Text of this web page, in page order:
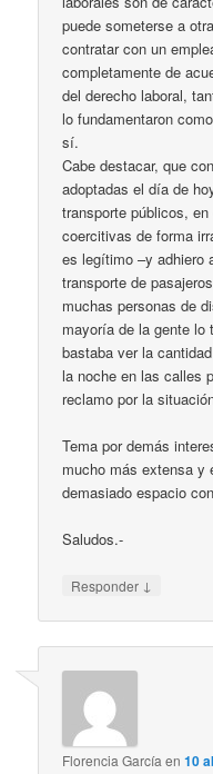
puede someterse a
contratar con un
completamente de
del derecho laboral,
lo fundamentaron
sí.
Cabe destacar, que
adoptadas el día de
transporte públicos,
coercitivas de forma
es legítimo –y adhiero
transporte de
muchas personas de
mayoría de la gente lo
bastaba ver la
la noche en las calles
reclamo por la
Tema por demás
mucho más extensa y
demasiado espacio
Saludos.-
Responder ↓
Florencia García en10